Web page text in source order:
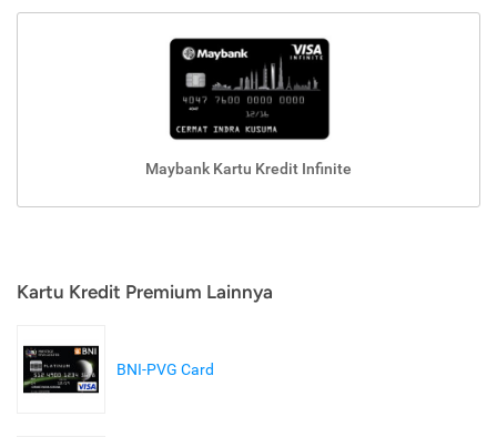
Maybank Kartu Kredit Infinite
Kartu Kredit Premium Lainnya
BNI-PVG Card